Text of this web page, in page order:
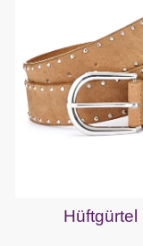
Hüftgürtel